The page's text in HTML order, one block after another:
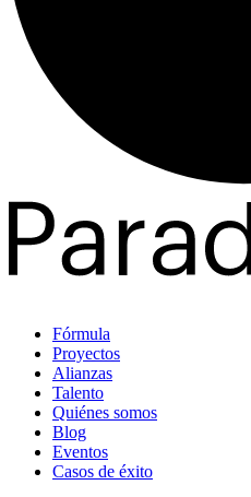
Fórmula
Proyectos
Alianzas
Talento
Quiénes somos
Blog
Eventos
Casos de éxito